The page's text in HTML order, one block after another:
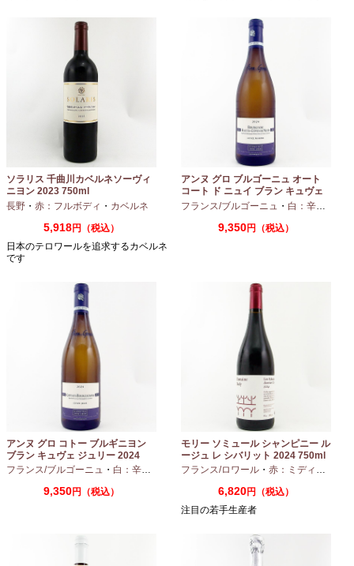
ソラリス 千曲川カベルネソーヴィ
ニヨン 2023 750ml
長野 ・ 赤：フルボディ ・ カベルネ
5,918円（税込）
日本のテロワールを追求するカベルネ
です
アンヌ グロ ブルゴーニュ オート
コート ド ニュイ ブラン キュヴェ
マリーヌ 2024 750ml
フランス/ブルゴーニュ ・ 白：辛口
9,350円（税込）
アンヌ グロ コトー ブルギニヨン
ブラン キュヴェ ジュリー 2024
フランス/ブルゴーニュ ・ 白：辛口 シャルドネ
9,350円（税込）
モリー ソミュール シャンピニー ル
ージュ レ シバリット 2024 750ml
フランス/ロワール ・ 赤：ミディアムボディ
6,820円（税込）
注目の若手生産者